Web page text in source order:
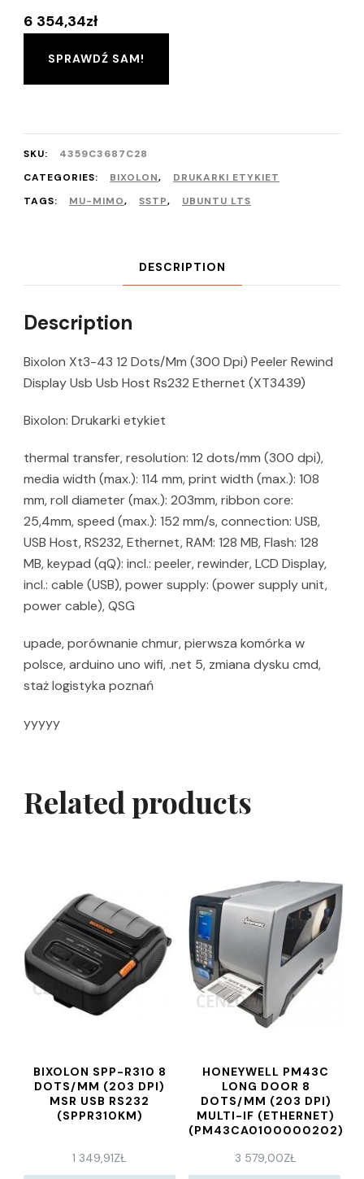
6 354,34zł
SPRAWDŹ SAM!
SKU:
4359C3687C28
CATEGORIES:
BIXOLON,
DRUKARKI ETYKIET
TAGS:
MU-MIMO, SSTP, UBUNTU LTS
DESCRIPTION
Description
Bixolon Xt3-43 12 Dots/Mm (300 Dpi) Peeler Rewind
Display Usb Usb Host Rs232 Ethernet (XT3439)
Bixolon: Drukarki etykiet
thermal transfer, resolution: 12 dots/mm (300 dpi),
media width (max.): 114 mm, print width (max.): 108
mm, roll diameter (max.): 203mm, ribbon core:
25,4mm, speed (max.): 152 mm/s, connection: USB,
USB Host, RS232, Ethernet, RAM: 128 MB, Flash: 128
MB, keypad (qQ): incl.: peeler, rewinder, LCD Display,
incl.: cable (USB), power supply: (power supply unit,
power cable), QSG
upade, porównanie chmur, pierwsza komórka w
polsce, arduino uno wifi, .net 5, zmiana dysku cmd,
staż logistyka poznań
yyyyy
Related products
BIXOLON SPP-R310 8
DOTS/MM (203 DPI)
MSR USB RS232
(SPPR310KM)
1 349,91ZŁ
HONEYWELL PM43C
LONG DOOR 8
DOTS/MM (203 DPI)
MULTI-IF (ETHERNET)
(PM43CA0100000202)
3 579,00ZŁ